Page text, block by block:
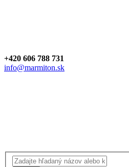
+420 606 788 731
info@marmiton.sk